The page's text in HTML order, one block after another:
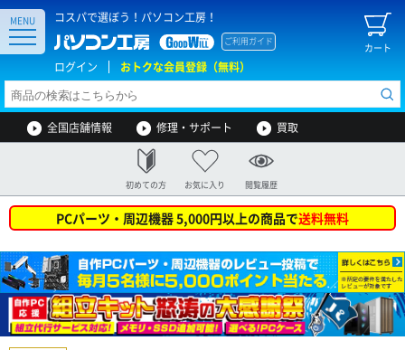
コスパで選ぼう！パソコン工房！
カート
ご利用ガイド
ログイン おトクな会員登録（無料）
MENU
全国店舗情報 修理・サポート 買取
初めての方 お気に入り 閲覧履歴
PCパーツ・周辺機器 5,000円以上の商品で送料無料